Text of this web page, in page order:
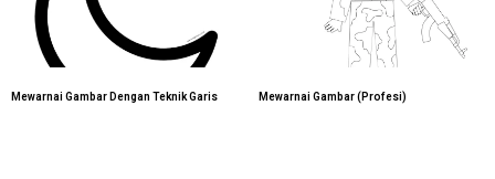
Mewarnai Gambar Dengan Teknik Garis Mewarnai Gambar (Profesi)